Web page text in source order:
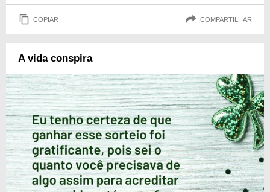
COPIAR COMPARTILHAR
A vida conspira